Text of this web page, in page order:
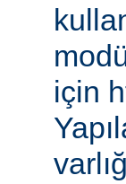
için